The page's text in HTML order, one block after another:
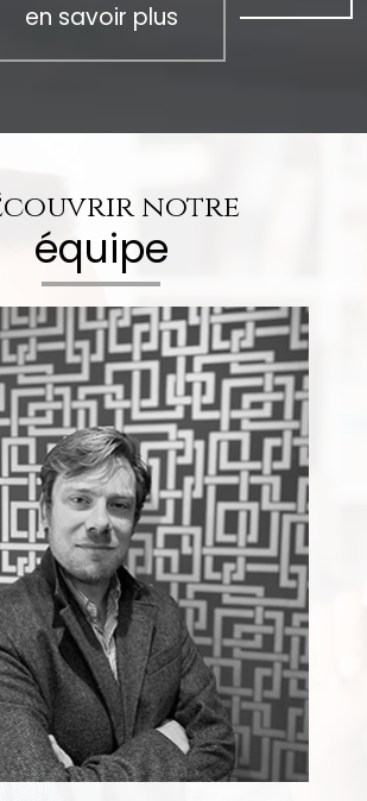
en savoir plus
notre
équipe